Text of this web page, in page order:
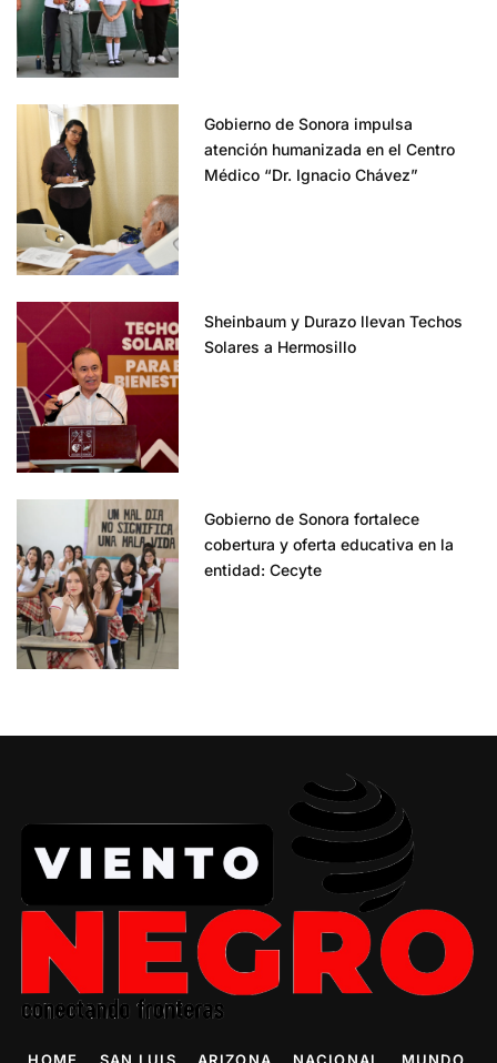
Gobierno de Sonora impulsa
atención humanizada en el Centro
Médico “Dr. Ignacio Chávez”
Sheinbaum y Durazo llevan Techos
Solares a Hermosillo
Gobierno de Sonora fortalece
cobertura y oferta educativa en la
entidad: Cecyte